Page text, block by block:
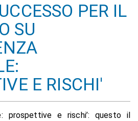
PER IL
SU
E RISCHI'
prospettive e rischi’: questo il